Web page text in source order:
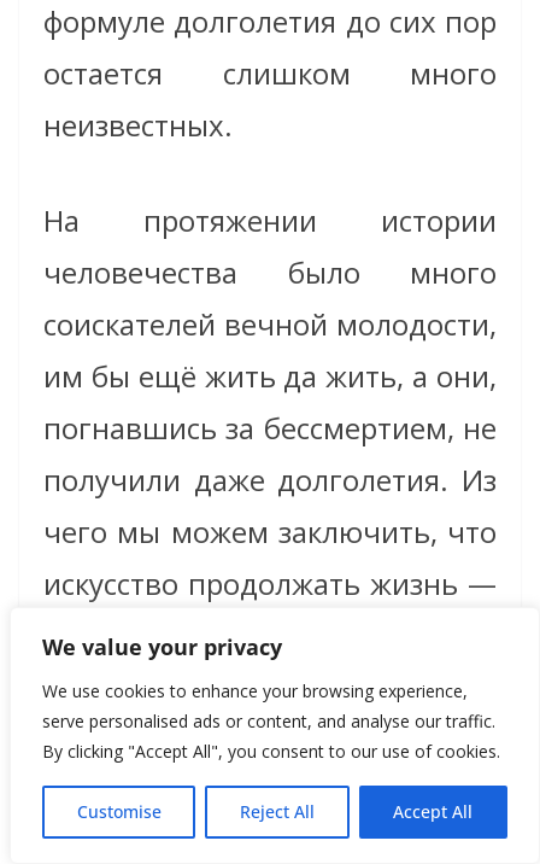
We value your privacy
We use cookies to enhance your browsing experience,
serve personalised ads or content, and analyse our traffic.
By clicking "Accept All", you consent to our use of cookies.
Customise Reject All Accept All
формуле долголетия до сих пор
остается слишком много
неизвестных.
На протяжении истории
человечества было много
соискателей вечной молодости,
им бы ещё жить да жить, а они,
погнавшись за бессмертием, не
получили даже долголетия. Из
чего мы можем заключить, что
искусство продолжать жизнь —
это искусство не сокращать её.
И вместо того, чтобы смотреть
на тех, кто был особенно
одержим поиском долголетия,